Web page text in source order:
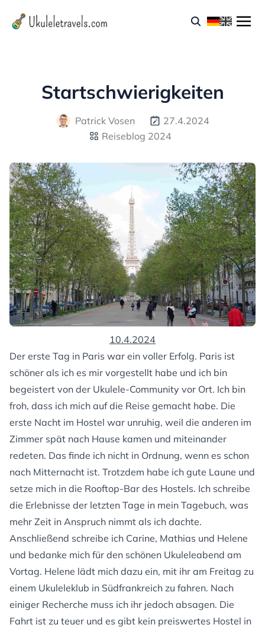
Startschwierigkeiten
Patrick Vosen
27.4.2024
Reiseblog 2024
10.4.2024
Der erste Tag in Paris war ein voller Erfolg. Paris ist
schöner als ich es mir vorgestellt habe und ich bin
begeistert von der Ukulele-Community vor Ort. Ich bin
froh, dass ich mich auf die Reise gemacht habe. Die
erste Nacht im Hostel war unruhig, weil die anderen im
Zimmer spät nach Hause kamen und miteinander
redeten. Das finde ich nicht in Ordnung, wenn es schon
nach Mitternacht ist. Trotzdem habe ich gute Laune und
setze mich in die Rooftop-Bar des Hostels. Ich schreibe
die Erlebnisse der letzten Tage in mein Tagebuch, was
mehr Zeit in Anspruch nimmt als ich dachte.
Anschließend schreibe ich Carine, Mathias und Helene
und bedanke mich für den schönen Ukuleleabend am
Vortag. Helene lädt mich dazu ein, mit ihr am Freitag zu
einem Ukuleleklub in Südfrankreich zu fahren. Nach
einiger Recherche muss ich ihr jedoch absagen. Die
Fahrt ist zu teuer und es gibt kein preiswertes Hostel in